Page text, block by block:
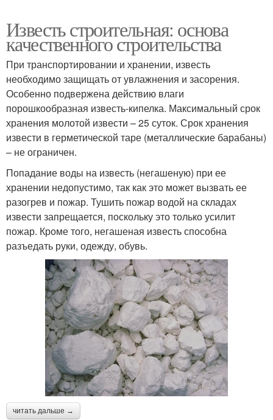
Известь строительная: основа
качественного строительства
При транспортировании и хранении, известь
необходимо защищать от увлажнения и засорения.
Особенно подвержена действию влаги
порошкообразная известь-кипелка. Максимальный срок
хранения молотой извести – 25 суток. Срок хранения
извести в герметической таре (металлические барабаны)
– не ограничен.
Попадание воды на известь (негашеную) при ее
хранении недопустимо, так как это может вызвать ее
разогрев и пожар. Тушить пожар водой на складах
извести запрещается, поскольку это только усилит
пожар. Кроме того, негашеная известь способна
разъедать руки, одежду, обувь.
читать дальше →